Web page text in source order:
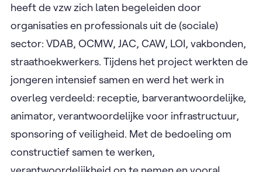
heeft de vzw zich laten begeleiden door
organisaties en professionals uit de (sociale)
sector: VDAB, OCMW, JAC, CAW, LOI, vakbonden,
straathoekwerkers. Tijdens het project werkten de
jongeren intensief samen en werd het werk in
overleg verdeeld: receptie, barverantwoordelijke,
animator, verantwoordelijke voor infrastructuur,
sponsoring of veiligheid. Met de bedoeling om
constructief samen te werken,